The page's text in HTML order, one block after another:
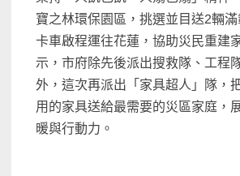
寶之林環保園區，挑選並目送2輛
卡車啟程運往花蓮，協助災民重建
示，市府除先後派出搜救隊、工程
外，這次再派出「家具超人」隊，
用的家具送給最需要的災區家庭，
暖與行動力。